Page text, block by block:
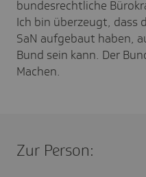
bundesrechtliche
Ich bin überzeugt, dass
SaN aufgebaut haben,
Bund sein kann. Der
Machen.
Zur Person: